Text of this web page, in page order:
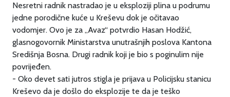
Nesretni radnik nastradao je u eksploziji plina u podrumu
jedne porodične kuće u Kreševu dok je očitavao
vodomjer. Ovo je za „Avaz“ potvrdio Hasan Hodžić,
glasnogovornik Ministarstva unutrašnjih poslova Kantona
Središnja Bosna. Drugi radnik koji je bio s poginulim nije
povrijeđen.
- Oko devet sati jutros stigla je prijava u Policijsku stanicu
Kreševo da je došlo do eksplozije te da je teško